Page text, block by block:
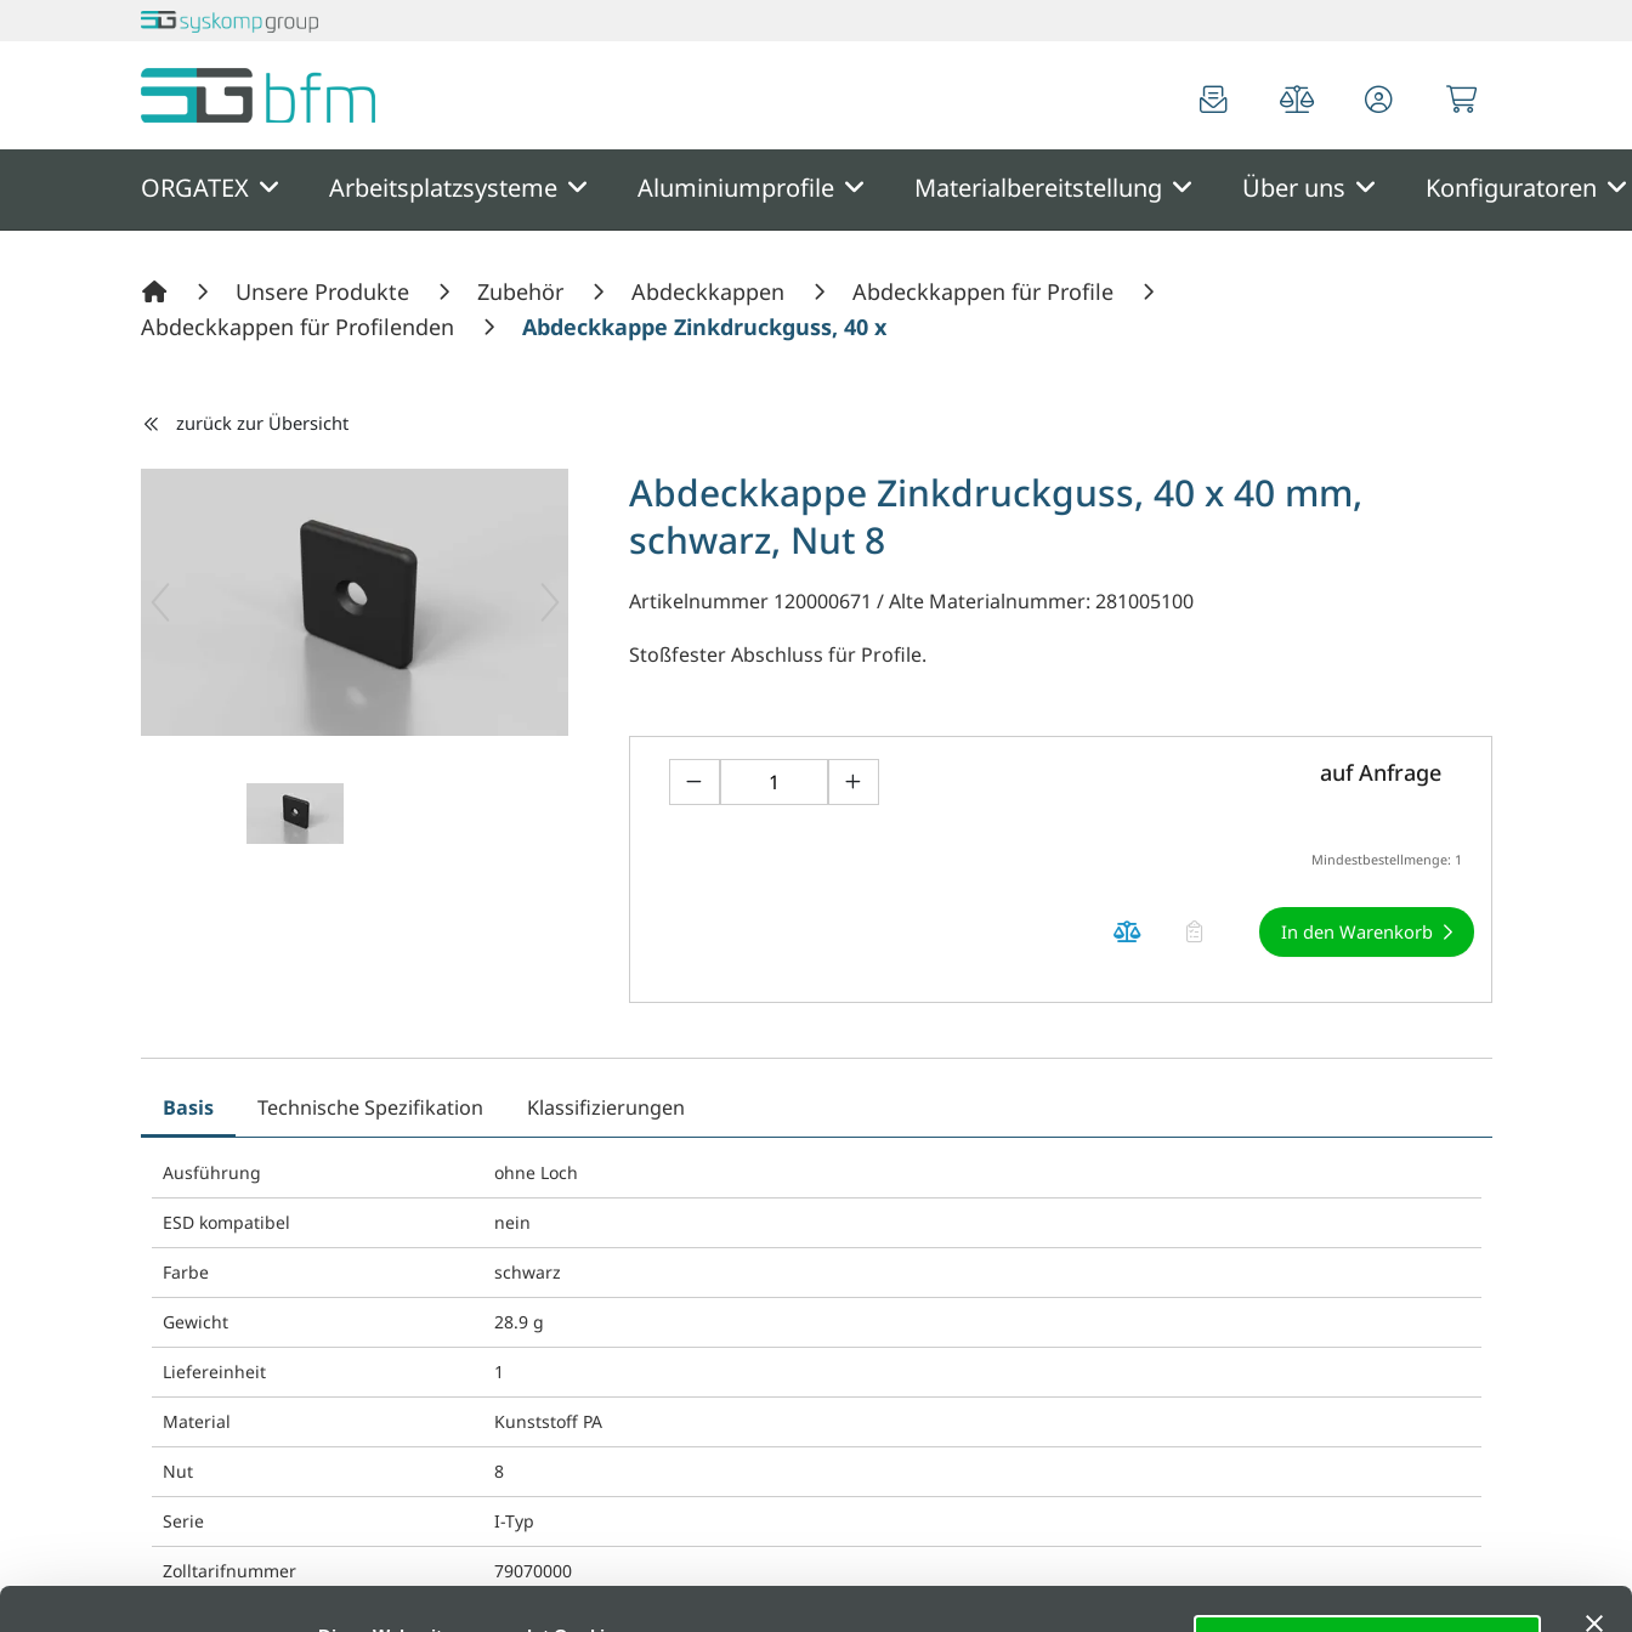
Springe zu Hauptinhalt Springe zum Header
ORGATEX Arbeitsplatzsysteme Aluminiumprofile Materialbereitstellung Über uns Konfiguratoren
Unsere Produkte Zubehör Abdeckkappen
Abdeckkappen für Profile
Abdeckkappen für Profilenden
Abdeckkappe Zinkdruckguss, 40 x 40 mm, schwarz, Nut 8
zurück zur Übersicht
Abdeckkappe Zinkdruckguss, 40 x 40 mm,
schwarz, Nut 8
Artikelnummer 120000671 / Alte Materialnummer: 281005100
Stoßfester Abschluss für Profile.
auf Anfrage
Mindestbestellmenge: 1
In den Warenkorb
Basis Technische Spezifikation Klassifizierungen
Ausführung ohne Loch
ESD kompatibel nein
Farbe schwarz
Gewicht 28.9 g
Liefereinheit 1
Material Kunststoff PA
Nut 8
Serie I-Typ
Zolltarifnummer 79070000